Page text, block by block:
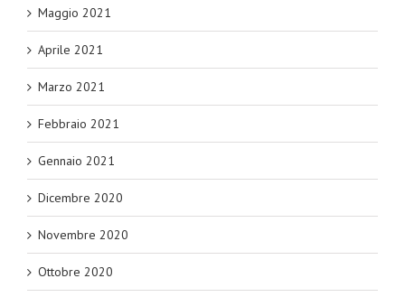
Maggio 2021
Aprile 2021
Marzo 2021
Febbraio 2021
Gennaio 2021
Dicembre 2020
Novembre 2020
Ottobre 2020